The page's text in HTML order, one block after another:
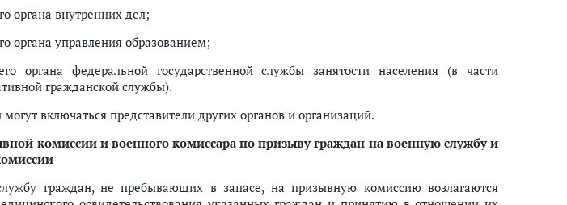
органа внутренних дел;
органа управления образованием;
органа федеральной государственной службы занятости населения (в части
гражданской службы).
включаться представители других органов и организаций.
комиссии и военного комиссара по призыву граждан на военную службу и
граждан, не пребывающих в запасе, на призывную комиссию возлагаются